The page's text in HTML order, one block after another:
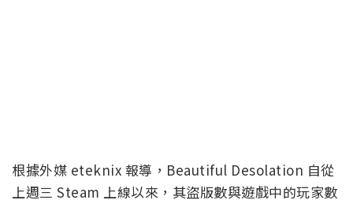
根據外媒 eteknix 報導，Beautiful Desolation 自從
上週三 Steam 上線以來，其盜版數與遊戲中的玩家數